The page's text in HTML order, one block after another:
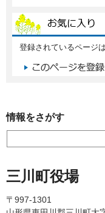
登録されているページ
情報をさがす
三川町役場
〒997-1301